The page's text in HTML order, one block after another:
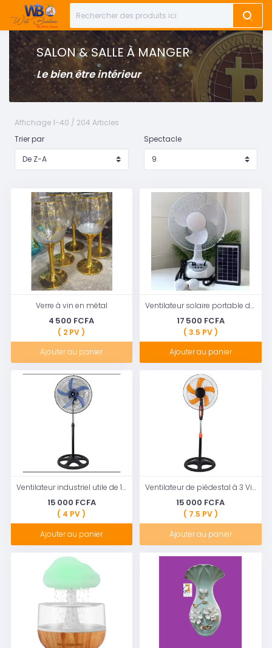
SALON & SALLE À MANGER
Le bien être intérieur
Affichage 1-40 / 204 Articles
Trier par
Spectacle
Verre à vin en métal
4 500 FCFA
( 2 PV )
Ajouter au panier
Ventilateur solaire portable de bureau rechargeable, 12 pouces
17 500 FCFA
( 3.5 PV )
Ajouter au panier
Ventilateur industriel utile de 18 pouces
15 000 FCFA
( 4 PV )
Ajouter au panier
Ventilateur de piédestal à 3 Vitesses réglable Hauteur oscillante
15 000 FCFA
( 7.5 PV )
Ajouter au panier